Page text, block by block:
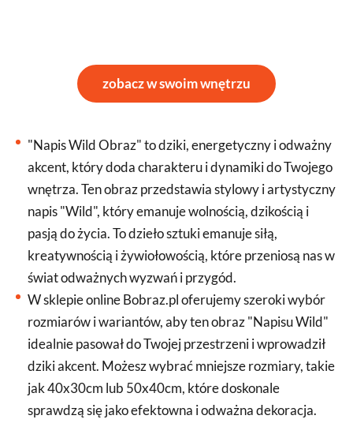
zobacz w swoim wnętrzu
"Napis Wild Obraz" to dziki, energetyczny i odważny
akcent, który doda charakteru i dynamiki do Twojego
wnętrza. Ten obraz przedstawia stylowy i artystyczny
napis "Wild", który emanuje wolnością, dzikością i
pasją do życia. To dzieło sztuki emanuje siłą,
kreatywnością i żywiołowością, które przeniosą nas w
świat odważnych wyzwań i przygód.
W sklepie online Bobraz.pl oferujemy szeroki wybór
rozmiarów i wariantów, aby ten obraz "Napisu Wild"
idealnie pasował do Twojej przestrzeni i wprowadził
dziki akcent. Możesz wybrać mniejsze rozmiary, takie
jak 40x30cm lub 50x40cm, które doskonale
sprawdzą się jako efektowna i odważna dekoracja.